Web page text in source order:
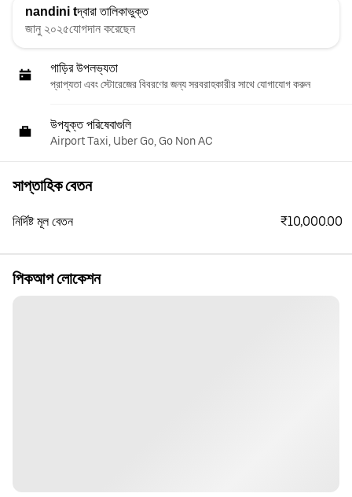
nandini tদ্বারা তালিকাভুক্ত
জানু ২০২৫যোগদান করেছেন
গাড়ির উপলভ্যতা
প্রাপ্যতা এবং স্টোরেজের বিবরণের জন্য সরবরাহকারীর সাথে যোগাযোগ করুন
উপযুক্ত পরিষেবাগুলি
Airport Taxi, Uber Go, Go Non AC
সাপ্তাহিক বেতন
নির্দিষ্ট মূল বেতন ₹10,000.00
পিকআপ লোকেশন